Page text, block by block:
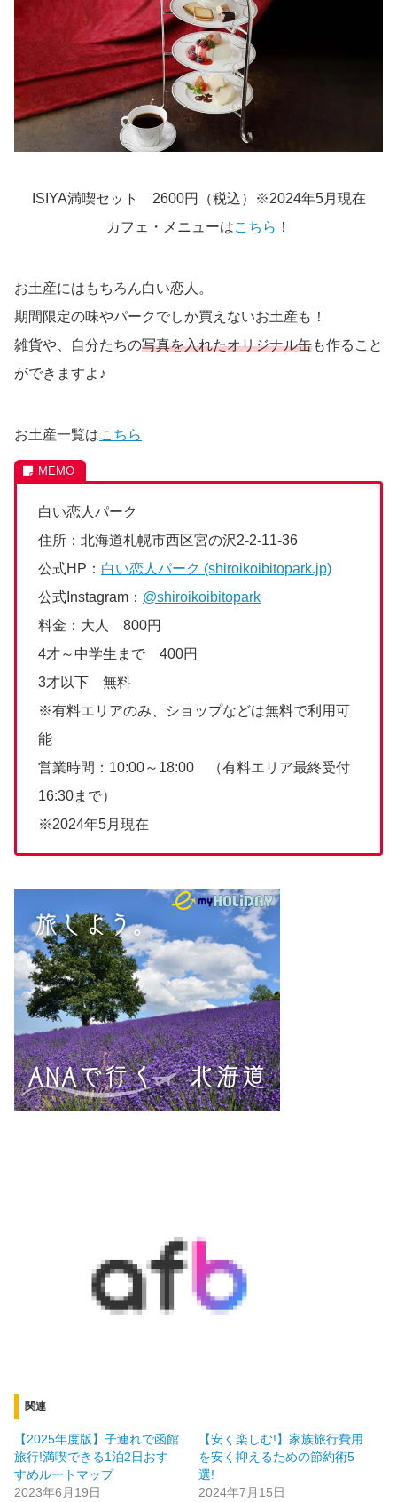
ISIYA満喫セット 2600円（税込）※2024年5月現在
カフェ・メニューはこちら ！
お土産にはもちろん白い恋人。
期間限定の味やパークでしか買えないお土産も！
雑貨や、自分たちの写真を入れたオリジナル缶も作ること
ができますよ♪
お土産一覧はこちら
白い恋人パーク
住所：北海道札幌市西区宮の沢2-2-11-36
公式HP： 白い恋人パーク (shiroikoibitopark.jp)
公式Instagram： @shiroikoibitopark
料金：大人 800円
4才～中学生まで 400円
3才以下 無料
※有料エリアのみ、ショップなどは無料で利用可
能
営業時間：10:00～18:00 （有料エリア最終受付
16:30まで）
※2024年5月現在
関連
【2025年度版】子連れで函館
旅行!満喫できる1泊2日おす
すめルートマップ
2023年6月19日
【安く楽しむ!】家族旅行費用
を安く抑えるための節約術5
選!
2024年7月15日